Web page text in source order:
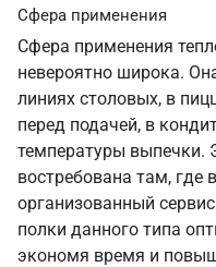
Сфера применения
Сфера применения
невероятно широка.
линиях столовых, в
перед подачей, в
температуры выпечки.
востребована там, где
организованный
полки данного типа
экономя время и